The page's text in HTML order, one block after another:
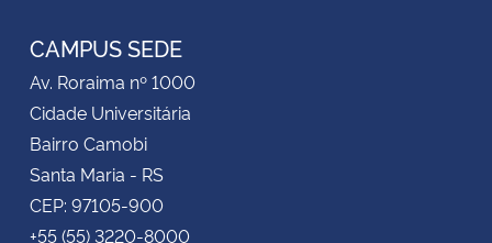
CAMPUS SEDE
Av. Roraima nº 1000
Cidade Universitária
Bairro Camobi
Santa Maria - RS
CEP: 97105-900
+55 (55) 3220-8000